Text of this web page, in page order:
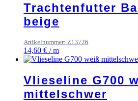
Trachtenfutter
beige
Artikelnummer: Z13726
14,60 € /m
Vlieseline G700
mittelschwer